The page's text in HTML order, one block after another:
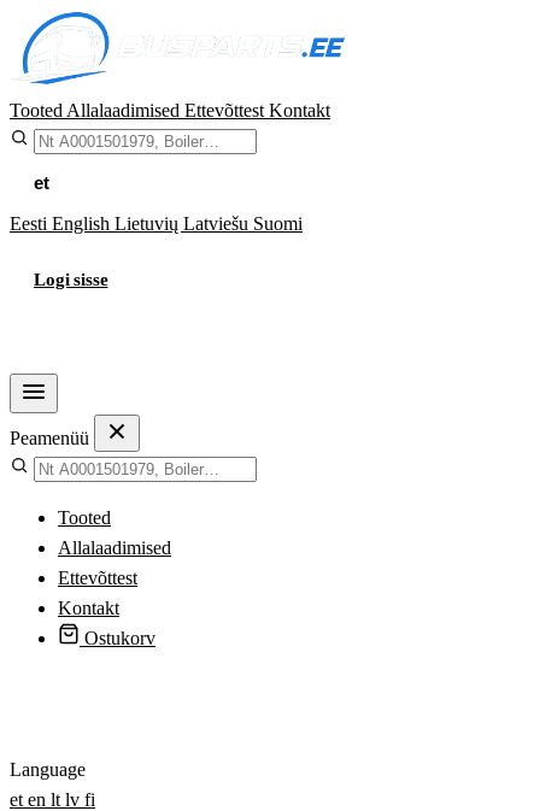
Tooted Allalaadimised Ettevõttest Kontakt
et
Eesti English Lietuvių Latviešu Suomi
Logi sisse
Peamenüü
Tooted
Allalaadimised
Ettevõttest
Kontakt
Ostukorv
Language
et en lt lv fi